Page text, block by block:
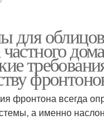
для
фронтона всегда
а именно